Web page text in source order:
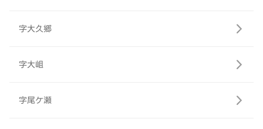
字大久郷
字大岨
字尾ケ瀬